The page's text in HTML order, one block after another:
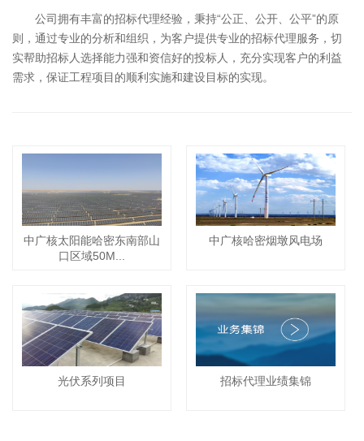
公司拥有丰富的招标代理经验，秉持“公正、公开、公平”的原
则，通过专业的分析和组织，为客户提供专业的招标代理服务，切
实帮助招标人选择能力强和资信好的投标人，充分实现客户的利益
需求，保证工程项目的顺利实施和建设目标的实现。
中广核太阳能哈密东南部山
口区域50M...
中广核哈密烟墩风电场
光伏系列项目 招标代理业绩集锦